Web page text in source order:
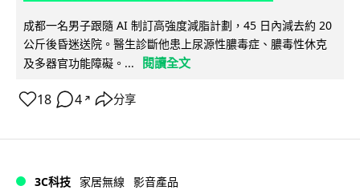
成都一名男子跟隨 AI 制訂高強度減脂計劃，45 日內減去約 20
公斤後昏迷送院。醫生診斷他患上尿源性膿毒症、膿毒性休克
及多器官功能障礙。...
閱讀全文
18 4 ↗ 分享
3C科技 家居無線 影音產品